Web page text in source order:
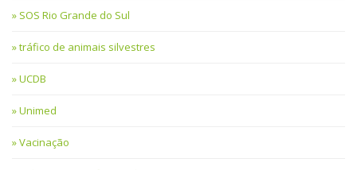
SOS Rio Grande do Sul
tráfico de animais silvestres
UCDB
Unimed
Vacinação